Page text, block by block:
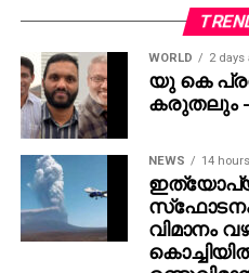
ഷുക്കൂര്‍ വധക്കേസില്‍
സെക്രട്ടറി പി. ജയരാജനെ
ചെയ്തതിനെ തുടര്‍ന്ന്
അക്രമ സംഭവങ്ങള്‍
പയ്യന്നൂരില്‍ പൊലീസ്
ബോംബെറിഞ്ഞതെന്നും
യൂത്ത് കോണ്‍ഗ്രസ്
സി.പി.എം പ്രവര്‍ത്തകര്‍
വിവരമറിഞ്ഞ് തിരികെ
WORLD 2 days
യു കെ
കരുതലും -
NEWS 14
വിമാനം